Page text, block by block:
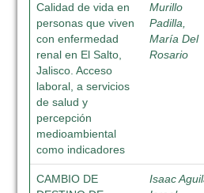
Calidad de vida en
personas que viven
con enfermedad
renal en El Salto,
Jalisco. Acceso
laboral, a servicios
de salud y
percepción
medioambiental
como indicadores
Murillo
Padilla,
María Del
Rosario
CAMBIO DE
Isaac